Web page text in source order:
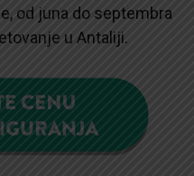
od juna do septembra
u Antaliji.